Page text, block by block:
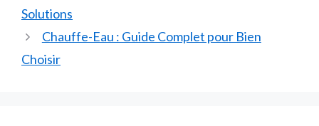
Solutions
Chauffe-Eau : Guide Complet pour Bien
Choisir